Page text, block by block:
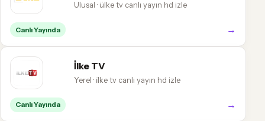
Ulusal · ülke tv canlı yayın hd izle
Canlı Yayında →
İlke TV
Yerel · i̇lke tv canlı yayın hd izle
Canlı Yayında →